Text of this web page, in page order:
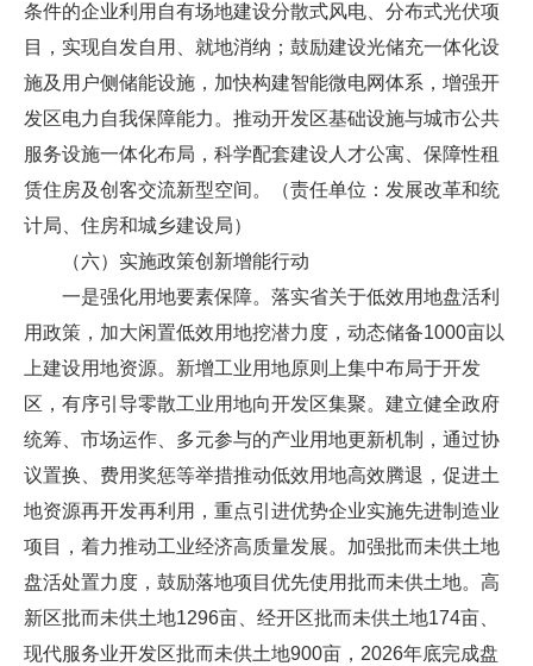
条件的企业利用自有场地建设分散式风电、分布式光伏项
目，实现自发自用、就地消纳；鼓励建设光储充一体化设
施及用户侧储能设施，加快构建智能微电网体系，增强开
发区电力自我保障能力。推动开发区基础设施与城市公共
服务设施一体化布局，科学配套建设人才公寓、保障性租
赁住房及创客交流新型空间。（责任单位：发展改革和统
计局、住房和城乡建设局）
（六）实施政策创新增能行动
一是强化用地要素保障。落实省关于低效用地盘活利
用政策，加大闲置低效用地挖潜力度，动态储备1000亩以
上建设用地资源。新增工业用地原则上集中布局于开发
区，有序引导零散工业用地向开发区集聚。建立健全政府
统筹、市场运作、多元参与的产业用地更新机制，通过协
议置换、费用奖惩等举措推动低效用地高效腾退，促进土
地资源再开发再利用，重点引进优势企业实施先进制造业
项目，着力推动工业经济高质量发展。加强批而未供土地
盘活处置力度，鼓励落地项目优先使用批而未供土地。高
新区批而未供土地1296亩、经开区批而未供土地174亩、
现代服务业开发区批而未供土地900亩，2026年底完成盘